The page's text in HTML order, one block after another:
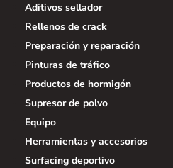
Aditivos sellador
Rellenos de crack
Preparación y reparación
Pinturas de tráfico
Productos de hormigón
Supresor de polvo
Equipo
Herramientas y accesorios
Surfacing deportivo